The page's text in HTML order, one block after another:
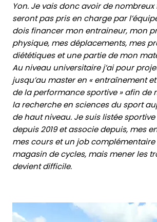
Yon. Je vais donc avoir de
seront pas pris en charge par
dois financer mon entraineur, mon
physique, mes déplacements, mes
diététiques et une partie de mon
Au niveau universitaire j’ai pour
jusqu’au master en « entraînement
de la performance sportive » afin de
la recherche en sciences du sport
de haut niveau. Je suis listée
depuis 2019 et associe depuis, mes
mes cours et un job
magasin de cycles, mais mener les
devient difficile.